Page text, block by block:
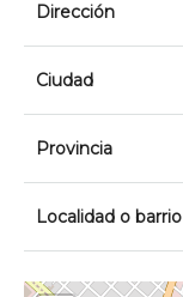
Dirección
Ciudad
Provincia
Localidad o barrio